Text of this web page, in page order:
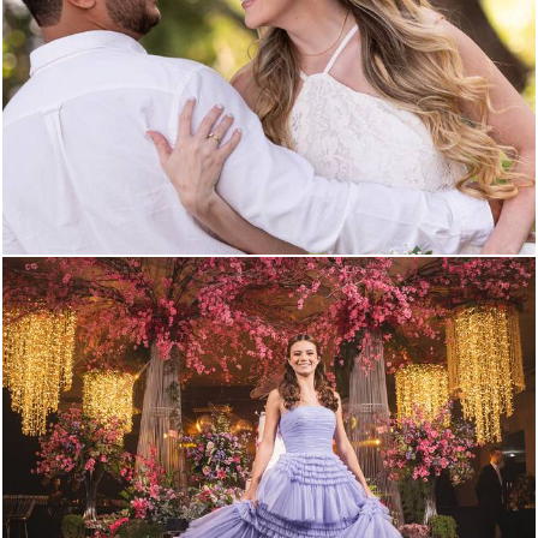
80
94 0